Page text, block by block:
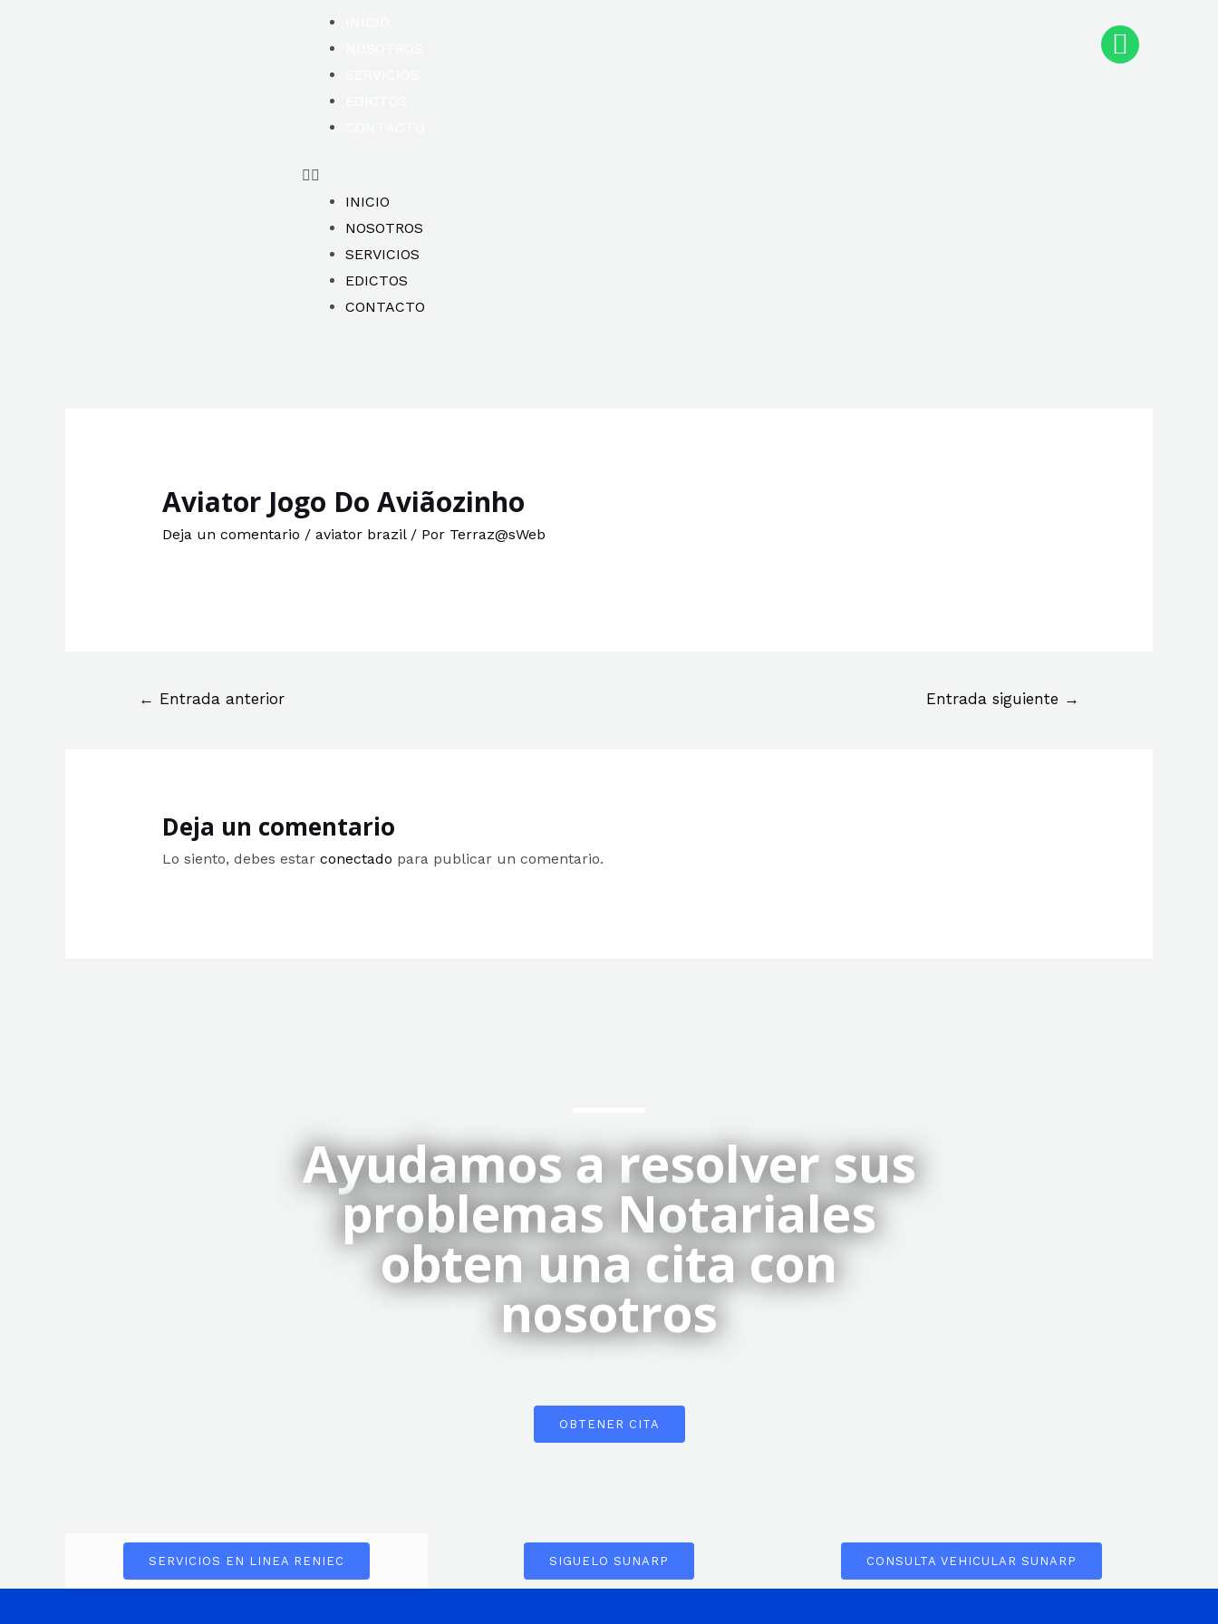
INICIO
NOSOTROS
SERVICIOS
EDICTOS
CONTACTO
Aviator Jogo Do Aviãozinho
Deja un comentario / aviator brazil/ Por Terraz@sWeb
← Entrada anterior Entrada siguiente →
Deja un comentario
Lo siento, debes estar conectado para publicar un comentario.
Ayudamos a resolver sus
problemas Notariales
obten una cita con
nosotros
OBTENER CITA
SERVICIOS EN LINEA RENIEC SIGUELO SUNARP CONSULTA VEHICULAR SUNARP